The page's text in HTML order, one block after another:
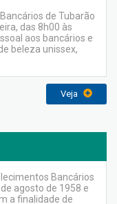
de Tubarão
das 8h00 às
aos bancários e
beleza unissex,
Veja
Bancários
agosto de 1958 e
a finalidade de